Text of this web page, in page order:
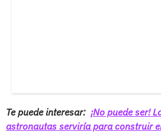
Te puede interesar: ¡No puede ser!
astronautas serviría para construir